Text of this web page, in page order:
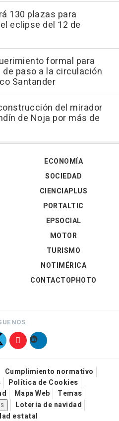
130 plazas para
eclipse del 12 de
formal para
paso a la circulación
Santander
del mirador
de Noja por más de
ECONOMÍA
SOCIEDAD
CIENCIAPLUS
PORTALTIC
EPSOCIAL
MOTOR
TURISMO
NOTIMÉRICA
CONTACTOPHOTO
Cumplimiento normativo
Política de Cookies
Mapa Web
Temas
Loteria de navidad
estatal